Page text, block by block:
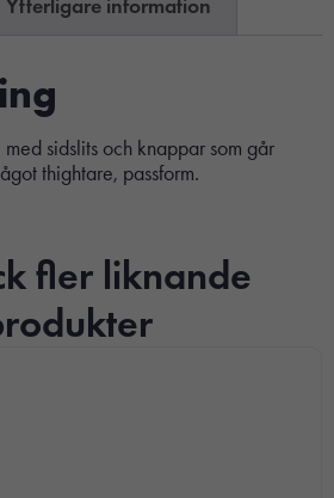
Ytterligare information
sidslits och knappar som går
thightare, passform.
fler liknande